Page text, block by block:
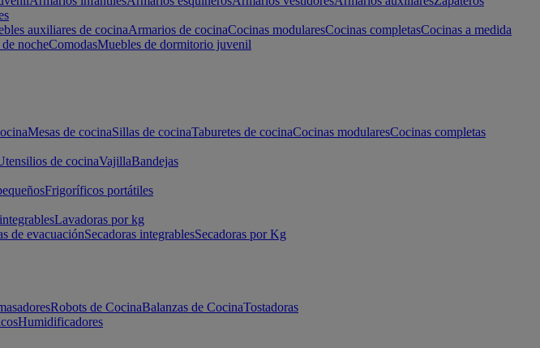
auxiliares de cocinaArmarios de cocinaCocinas modularesCocinas completasCocinas a medida
nocheComodasMuebles de dormitorio juvenil
Mesas de cocinaSillas de cocinaTaburetes de cocinaCocinas modularesCocinas completas
de cocinaVajillaBandejas
Frigoríficos portátiles
Lavadoras por kg
de evacuaciónSecadoras integrablesSecadoras por Kg
Robots de CocinaBalanzas de CocinaTostadoras
Humidificadores